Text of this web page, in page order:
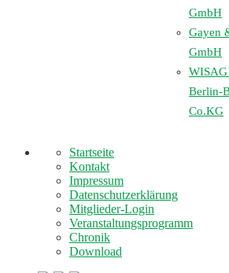
GmbH
Gayen
GmbH
WISAG
Berlin-
Co.KG
Startseite
Kontakt
Impressum
Datenschutzerklärung
Mitglieder-Login
Veranstaltungsprogramm
Chronik
Download